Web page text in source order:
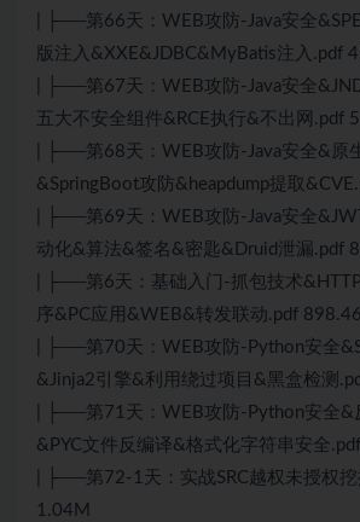
| ├──第66天：WEB攻防-Java安全
版注入&XXE&JDBC&MyBatis注入.pdf
| ├──第67天：WEB攻防-Java安全
五大不安全组件&RCE执行&不出网.pdf
| ├──第68天：WEB攻防-Java安全&原
&SpringBoot攻防&heapdump提取
| ├──第69天：WEB攻防-Java安全
动化&算法&签名&密匙&Druid泄漏.pdf
| ├──第6天：基础入门-抓包技术
序&PC应用&WEB&转发联动.pdf
| ├──第70天：WEB攻防-Python安全
&Jinja2引擎&利用绕过项目&黑盒检测
| ├──第71天：WEB攻防-Python安全&
&PYC文件反编译&格式化字符串安全
| ├──第72-1天：实战SRC越权未授权
1.04M